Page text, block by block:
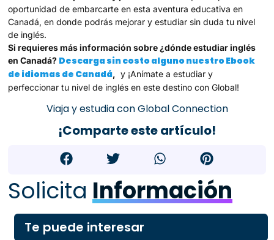
oportunidad de embarcarte en esta aventura educativa en
Canadá, en donde podrás mejorar y estudiar sin duda tu nivel
de inglés.
Si requieres más información sobre ¿dónde estudiar inglés
en Canadá? Descarga sin costo alguno nuestro Ebook
de idiomas de Canadá, y ¡Anímate a estudiar y
perfeccionar tu nivel de inglés en este destino con Global!
Viaja y estudia con Global Connection
¡Comparte este artículo!
Solicita Información
Te puede interesar